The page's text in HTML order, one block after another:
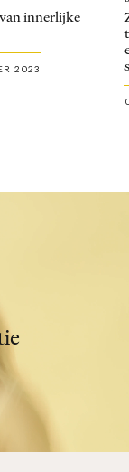
innerlijke
2023